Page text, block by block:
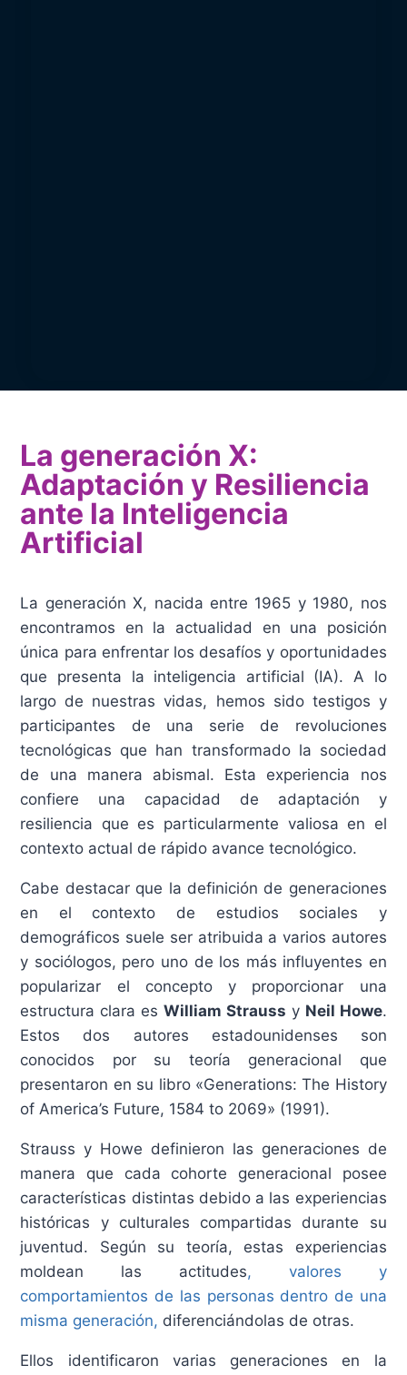
La generación X:
Adaptación y Resiliencia
ante la Inteligencia
Artificial
La generación X, nacida entre 1965 y 1980, nos
encontramos en la actualidad en una posición
única para enfrentar los desafíos y oportunidades
que presenta la inteligencia artificial (IA). A lo
largo de nuestras vidas, hemos sido testigos y
participantes de una serie de revoluciones
tecnológicas que han transformado la sociedad
de una manera abismal. Esta experiencia nos
confiere una capacidad de adaptación y
resiliencia que es particularmente valiosa en el
contexto actual de rápido avance tecnológico.
Cabe destacar que la definición de generaciones
en el contexto de estudios sociales y
demográficos suele ser atribuida a varios autores
y sociólogos, pero uno de los más influyentes en
popularizar el concepto y proporcionar una
estructura clara esWilliam Strauss y Neil Howe.
Estos dos autores estadounidenses son
conocidos por su teoría generacional que
presentaron en su libro «Generations: The History
of America’s Future, 1584 to 2069» (1991).
Strauss y Howe definieron las generaciones de
manera que cada cohorte generacional posee
características distintas debido a las experiencias
históricas y culturales compartidas durante su
juventud. Según su teoría, estas experiencias
moldean las actitudes, valores y
comportamientos de las personas dentro de una
misma generación, diferenciándolas de otras.
Ellos identificaron varias generaciones en la